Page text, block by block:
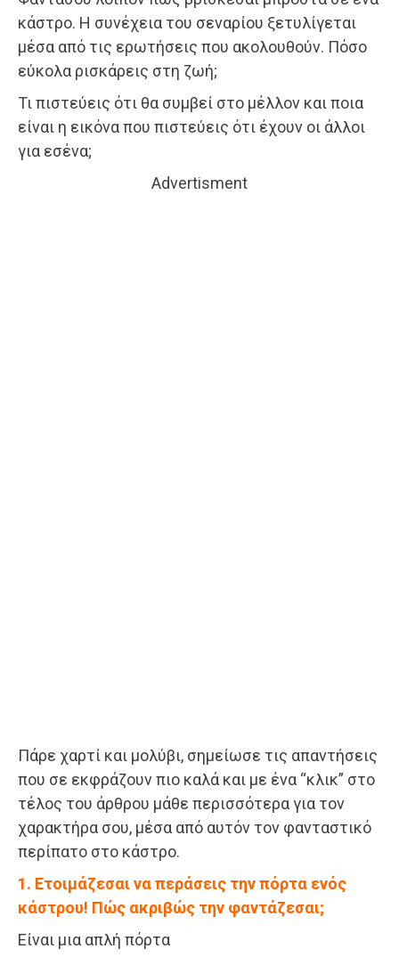
κάστρο. Η συνέχεια του σεναρίου ξετυλίγεται
μέσα από τις ερωτήσεις που ακολουθούν. Πόσο
εύκολα ρισκάρεις στη ζωή;
Τι πιστεύεις ότι θα συμβεί στο μέλλον και ποια
είναι η εικόνα που πιστεύεις ότι έχουν οι άλλοι
για εσένα;
Advertisment
Πάρε χαρτί και μολύβι, σημείωσε τις απαντήσεις
που σε εκφράζουν πιο καλά και με ένα “κλικ” στο
τέλος του άρθρου μάθε περισσότερα για τον
χαρακτήρα σου, μέσα από αυτόν τον φανταστικό
περίπατο στο κάστρο.
1. Ετοιμάζεσαι να περάσεις την πόρτα ενός
κάστρου! Πώς ακριβώς την φαντάζεσαι;
Είναι μια απλή πόρτα